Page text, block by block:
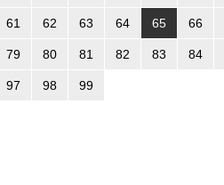
61 62 63 64 65 66
79 80 81 82 83 84
97 98 99